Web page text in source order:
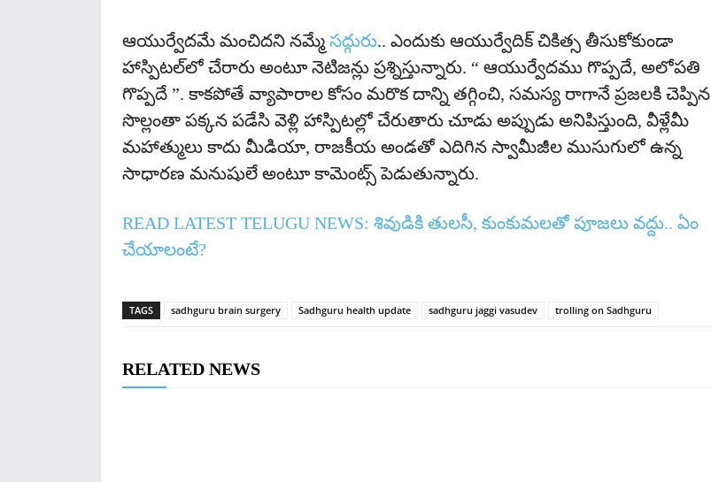
ఆయుర్వేదమే మంచిదని నమ్మే సద్గురు.. ఎందుకు ఆయుర్వేదిక్ చికిత్స తీసుకోకుండా
హాస్పిట‌ల్‌లో చేరారు అంటూ నెటిజ‌న్లు ప్ర‌శ్నిస్తున్నారు. “ ఆయుర్వేదము గొప్పదే, అలోపతి
గొప్పదే ”. కాకపోతే వ్యాపారాల కోసం మరొక దాన్ని తగ్గించి, సమస్య రాగానే ప్రజలకి చెప్పిన
సొల్లంతా పక్కన పడేసి వెళ్లి హాస్పిటల్లో చేరుతారు చూడు అప్పుడు అనిపిస్తుంది, వీళ్లేమీ
మహాత్ములు కాదు మీడియా, రాజకీయ అండతో ఎదిగిన స్వామీజీల ముసుగులో ఉన్న
సాధారణ మనుషులే అంటూ కామెంట్స్ పెడుతున్నారు.
READ LATEST TELUGU NEWS: శివుడికి తులసీ, కుంకుమలతో పూజలు వద్దు.. ఏం
చేయాలంటే?
TAGS sadhguru brain surgery Sadhguru health update sadhguru jaggi vasudev trolling on Sadhguru
RELATED NEWS